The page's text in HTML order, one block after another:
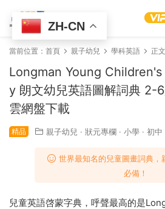
當前位置： 首頁 親子幼兒 學科英語 正文
Longman Young
y 朗文幼兒英語圖解詞典 2-
雲網盤下載
精品 親子幼兒 · 狀元專欄 · 小學 · 初中
世界最知名的兒童圖畫詞典，
必備！
兒童英語啓蒙字典，呼聲最高的是
ZH-CN